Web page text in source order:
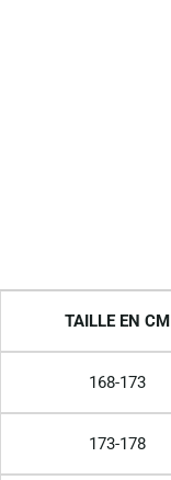
TAILLE EN CM
168-173
173-178